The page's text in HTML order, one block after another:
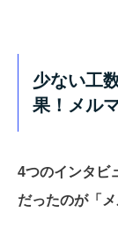
少ない工
果！メル
4つのインタビ
だったのが「メ